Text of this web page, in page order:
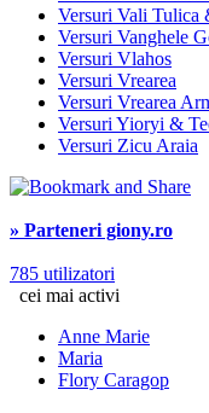
Versuri Vali Tulica
Versuri Vanghele
Versuri Vlahos
Versuri Vrearea
Versuri Vrearea
Versuri Yioryi &
Versuri Zicu Araia
» Parteneri giony.ro
785 utilizatori
cei mai activi
Anne Marie
Maria
Flory Caragop